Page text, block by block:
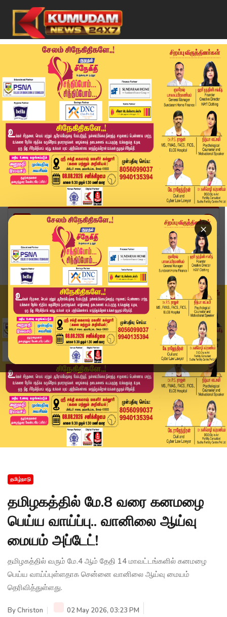
×
Home
தமிழ்நாடு
தமிழகத்தில் மே.8 வரை கனமழை பெய்ய வாய்ப்பு.. வான...
தமிழ்நாடு
தமிழகத்தில் மே.8 வரை கனமழை
பெய்ய வாய்ப்பு.. வானிலை ஆய்வு
மையம் அப்டேட்!
தமிழகத்தில் வரும் மே.4 ஆம் தேதி 14 மாவட்டங்களில் கனமழை
பெய்ய வாய்ப்புள்ளதாக சென்னை வானிலை ஆய்வு மையம்
தெரிவித்துள்ளது.
ByChriston
02 May 2026, 03:23 PM